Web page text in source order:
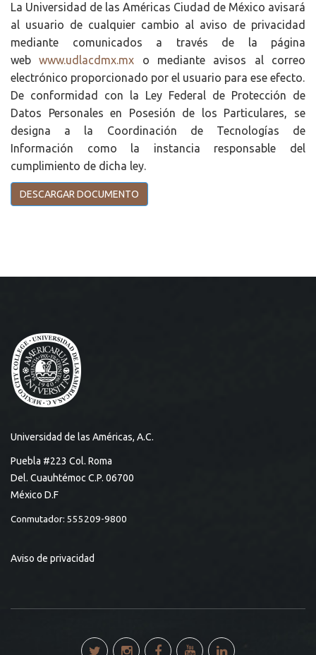
La Universidad de las Américas Ciudad de México avisará
al usuario de cualquier cambio al aviso de privacidad
mediante comunicados a través de la página
webwww.udlacdmx.mx o mediante avisos al correo
electrónico proporcionado por el usuario para ese efecto.
De conformidad con la Ley Federal de Protección de
Datos Personales en Posesión de los Particulares, se
designa a la Coordinación de Tecnologías de
Información como la instancia responsable del
cumplimiento de dicha ley.
DESCARGAR DOCUMENTO
Universidad de las Américas, A.C.
Puebla #223 Col. Roma
Del. Cuauhtémoc C.P. 06700
México D.F
Conmutador: 555209-9800
Aviso de privacidad